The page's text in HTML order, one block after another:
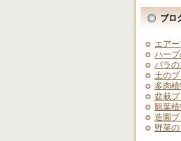
ブロ
エア
ハー
バラ
土の
多肉
盆栽
観葉
造園
野菜